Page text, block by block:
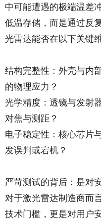
中可能遭遇的极端温差
低温存储，而是通过反
光雷达能否在以下关键
结构完整性：外壳与内
的物理应力？
光学精度：透镜与发射
对焦与测距？
电子稳定性：核心芯片
发误判或宕机？
严苛测试的背后：是对
对于激光雷达制造商而
技术门槛，更是对用户